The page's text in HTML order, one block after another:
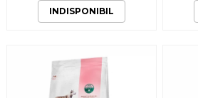
INDISPONIBIL